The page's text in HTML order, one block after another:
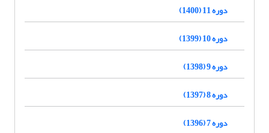
دوره 11 (1400)
دوره 10 (1399)
دوره 9 (1398)
دوره 8 (1397)
دوره 7 (1396)